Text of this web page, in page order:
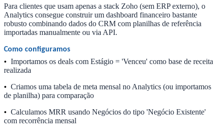
Para clientes que usam apenas a stack Zoho (sem ERP externo), o
Analytics consegue construir um dashboard financeiro bastante
robusto combinando dados do CRM com planilhas de referência
importadas manualmente ou via API.
Como configuramos
• Importamos os deals com Estágio = 'Venceu' como base de receita
realizada
• Criamos uma tabela de meta mensal no Analytics (ou importamos
de planilha) para comparação
• Calculamos MRR usando Negócios do tipo 'Negócio Existente'
com recorrência mensal